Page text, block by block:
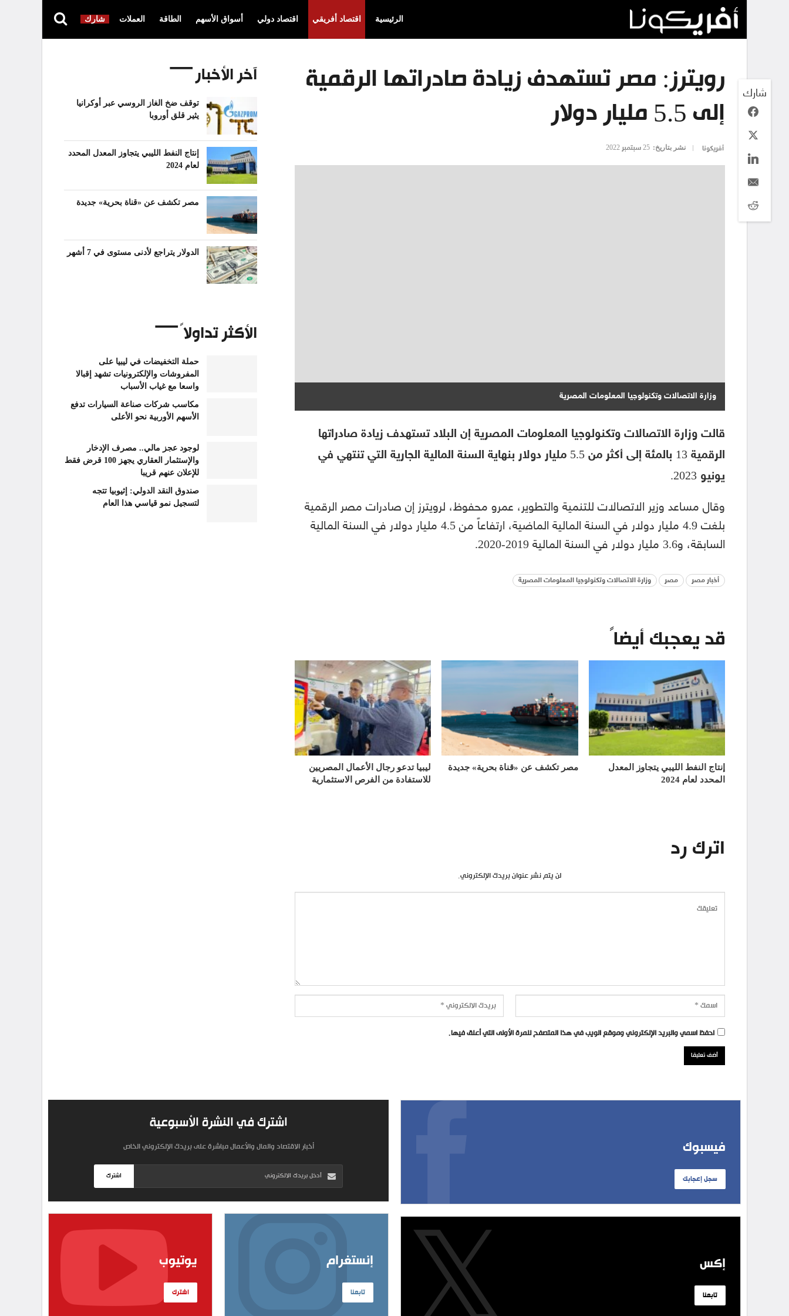
الرئيسية اقتصاد أفريقي اقتصاد دولي أسواق الأسهم الطاقة العملات شارك
رويترز: مصر تستهدف زيادة صادراتها الرقمية
إلى 5.5 مليار دولار
أفريكونا نشر بتاريخ: 25 سبتمبر 2022
وزارة الاتصالات وتكنولوجيا المعلومات المصرية
شارك
قالت وزارة الاتصالات وتكنولوجيا المعلومات المصرية إن البلاد تستهدف زيادة صادراتها
الرقمية 13 بالمئة إلى أكثر من 5.5 مليار دولار بنهاية السنة المالية الجارية التي تنتهي في
يونيو 2023.
وقال مساعد وزير الاتصالات للتنمية والتطوير، عمرو محفوظ، لرويترز إن صادرات مصر الرقمية
بلغت 4.9 مليار دولار في السنة المالية الماضية، ارتفاعاً من 4.5 مليار دولار في السنة المالية
السابقة، و3.6 مليار دولار في السنة المالية 2019-2020.
أخبار مصر مصر وزارة الاتصالات وتكنولوجيا المعلومات المصرية
قد يعجبك أيضاً
إنتاج النفط الليبي يتجاوز المعدل
المحدد لعام 2024
مصر تكشف عن «قناة بحرية» جديدة
ليبيا تدعو رجال الأعمال المصريين
للاستفادة من الفرص الاستثمارية
اترك رد
لن يتم نشر عنوان بريدك الإلكتروني.
احفظ اسمي والبريد الإلكتروني وموقع الويب في هذا المتصفح للمرة الأولى التي أعلق فيها.
آخر الأخبار
توقف ضخ الغاز الروسي عبر أوكرانيا
يثير قلق أوروبا
إنتاج النفط الليبي يتجاوز المعدل المحدد
لعام 2024
مصر تكشف عن «قناة بحرية» جديدة
الدولار يتراجع لأدنى مستوى في 7 أشهر
الأكثر تداولاً
حملة التخفيضات في ليبيا على
المفروشات والإلكترونيات تشهد إقبالا
واسعا مع غياب الأسباب
مكاسب شركات صناعة السيارات تدفع
الأسهم الأوربية نحو الأعلى
لوجود عجز مالي.. مصرف الإدخار
والإستثمار العقاري يجهز 100 قرض فقط
للإعلان عنهم قريبا
صندوق النقد الدولي: إثيوبيا تتجه
لتسجيل نمو قياسي هذا العام
فيسبوك
سجل إعجابك
إكس
تابعنا
اشترك في النشرة الأسبوعية
أخبار الاقتصاد والمال والأعمال مباشرة على بريدك الإلكتروني الخاص
اشترك
إنستغرام
تابعنا
يوتيوب
اشترك